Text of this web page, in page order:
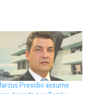
Presídio assume